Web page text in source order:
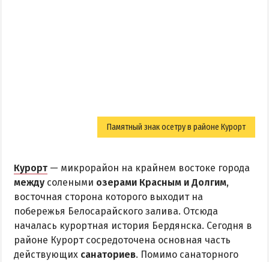
Памятный знак осетру в районе Курорт
Курорт — микрорайон на крайнем востоке города
между солеными озерами Красным и Долгим,
восточная сторона которого выходит на
побережья Белосарайского залива. Отсюда
началась курортная история Бердянска. Сегодня в
районе Курорт сосредоточена основная часть
действующих санаториев. Помимо санаторного